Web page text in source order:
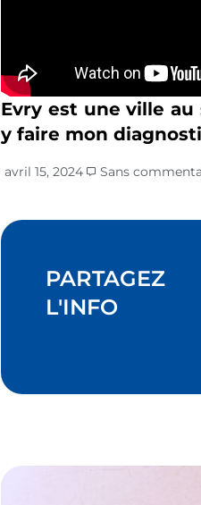
Evry est une ville au
y faire mon
avril 15, 2024 Sans
PARTAGEZ
L'INFO